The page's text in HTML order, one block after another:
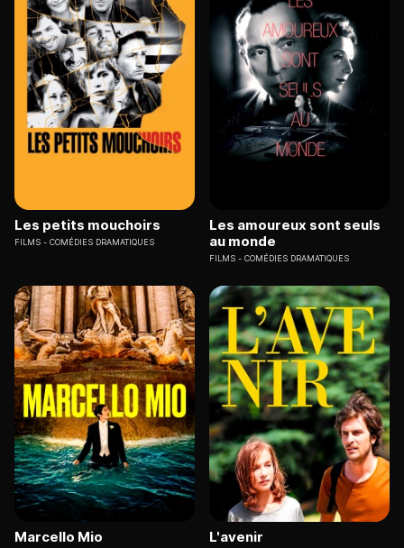
Les petits mouchoirs
FILMS COMÉDIES DRAMATIQUES
Les amoureux sont seuls
au monde
FILMS COMÉDIES DRAMATIQUES
Marcello Mio L'avenir